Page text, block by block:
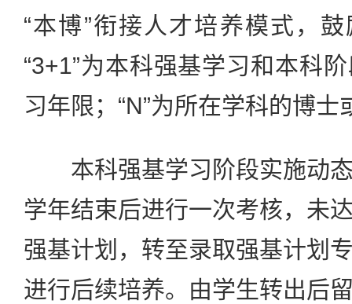
“本博”衔接人才培养模式，
“3+1”为本科强基学习和本科
习年限；“N”为所在学科的博
本科强基学习阶段实施动态
学年结束后进行一次考核，未
强基计划，转至录取强基计划
进行后续培养。由学生转出后